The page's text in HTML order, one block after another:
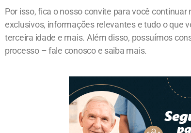
Por isso, fica o nosso convite para você
exclusivos, informações relevantes e tudo o que
terceira idade e mais. Além disso, possuímos
processo – fale conosco e saiba mais.